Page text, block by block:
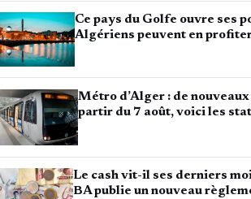
Ce pays du Golfe ouvre ses
Algériens peuvent en
Métro d’Alger : de
partir du 7 août, voici les
Le cash vit-il ses derniers
BA publie un nouveau